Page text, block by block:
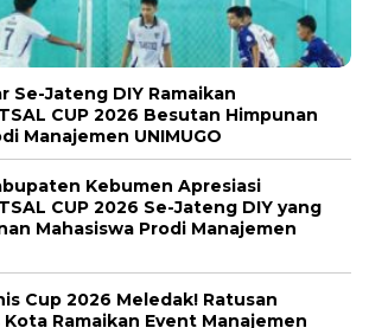
Se-Jateng DIY Ramaikan
CUP 2026 Besutan Himpunan
Manajemen UNIMUGO
Kebumen Apresiasi
CUP 2026 Se-Jateng DIY yang
Mahasiswa Prodi Manajemen
Cup 2026 Meledak! Ratusan
Ramaikan Event Manajemen